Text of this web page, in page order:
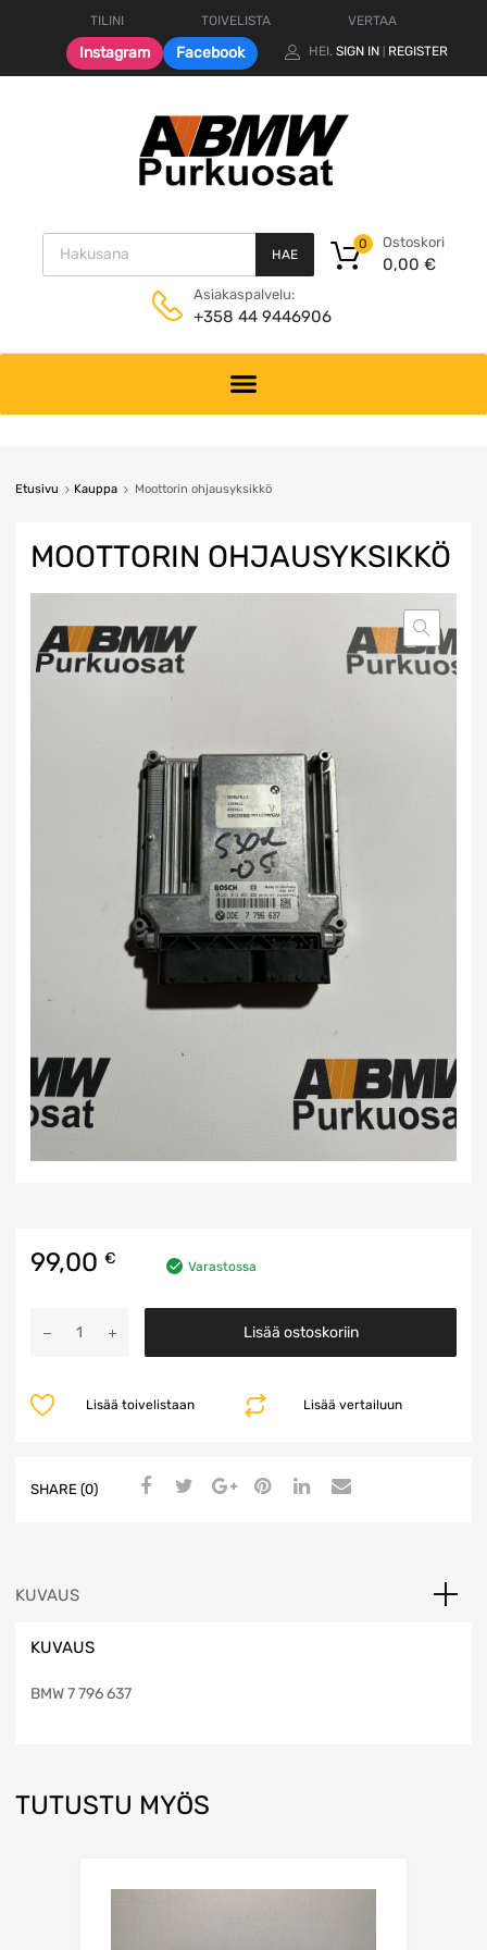
TILINI TOIVELISTA VERTAA
Instagram Facebook HEI. SIGN IN REGISTER
Products search
HAE
Ostoskori
0,00 €
0
Asiakaspalvelu:
+358 44 9446906
content
Etusivu Kauppa Moottorin ohjausyksikkö
MOOTTORIN OHJAUSYKSIKKÖ
99,00 € Varastossa
ohjausyksikkö
Lisää ostoskoriin
Lisää vertailuun
Lisää toivelistaan
SHARE (0)
KUVAUS
KUVAUS
BMW 7 796 637
TUTUSTU MYÖS